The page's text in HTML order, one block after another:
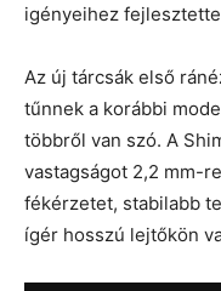
igényeihez
Az új tárcsák első
tűnnek a korábbi
többről van szó. A
vastagságot 2,2 mm-
fékérzetet, stabilabb
ígér hosszú lejtőkön